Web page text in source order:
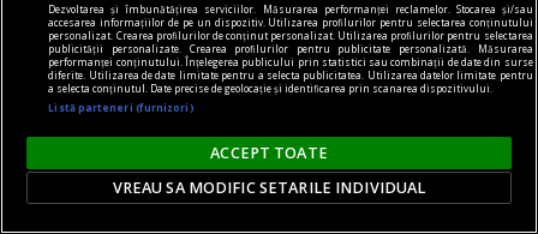
Conducătorilor occidentali le
place să dea lecţii cînd se
ocupă de postcomunismul
din Estul continentului
european, fie pentru a
îndemna la reforme politice
Dezvoltarea și îmbunătățirea serviciilor. Măsurarea performanței reclamelor. Stocarea și/sau
accesarea informațiilor de pe un dispozitiv. Utilizarea profilurilor pentru selectarea conținutului
personalizat. Crearea profilurilor de conținut personalizat. Utilizarea profilurilor pentru selectarea
publicității personalizate. Crearea profilurilor pentru publicitate personalizată. Măsurarea
performanței conținutului. Înțelegerea publicului prin statistici sau combinații de date din surse
diferite. Utilizarea de date limitate pentru a selecta publicitatea. Utilizarea datelor limitate pentru
a selecta conținutul. Date precise de geolocație și identificarea prin scanarea dispozitivului.
Listă parteneri (furnizori)
ACCEPT TOATE
VREAU SA MODIFIC SETARILE INDIVIDUAL